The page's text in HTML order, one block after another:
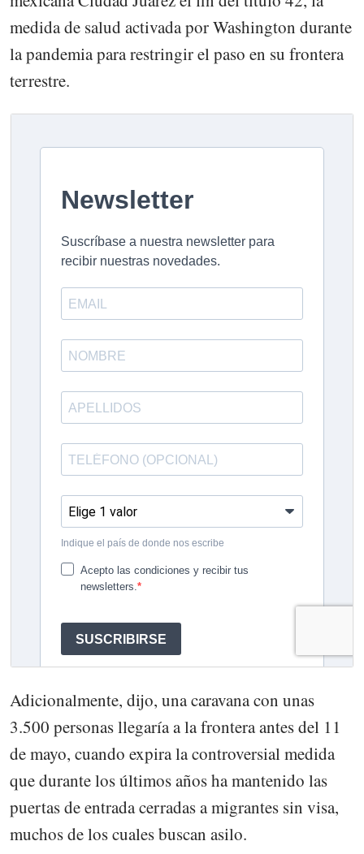
medida de salud activada por Washington durante
la pandemia para restringir el paso en su frontera
terrestre.
Adicionalmente, dijo, una caravana con unas
3.500 personas llegaría a la frontera antes del 11
de mayo, cuando expira la controversial medida
que durante los últimos años ha mantenido las
puertas de entrada cerradas a migrantes sin visa,
muchos de los cuales buscan asilo.